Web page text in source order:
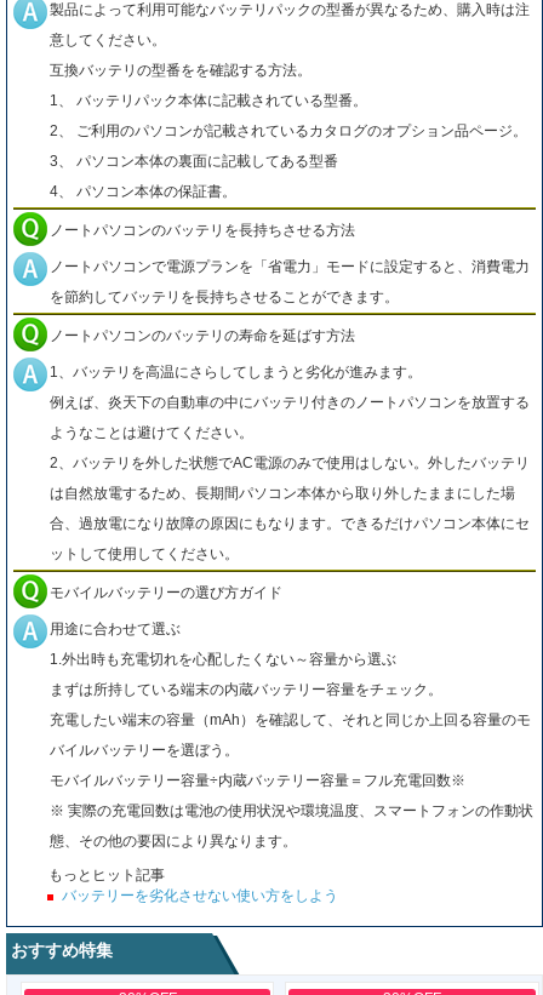
製品によって利用可能なバッテリパックの型番が異なるため、購入時は注
意してください。
互換バッテリの型番をを確認する方法。
1、 バッテリパック本体に記載されている型番。
2、 ご利用のパソコンが記載されているカタログのオプション品ページ。
3、 パソコン本体の裏面に記載してある型番
4、 パソコン本体の保証書。
ノートパソコンのバッテリを長持ちさせる方法
ノートパソコンで電源プランを「省電力」モードに設定すると、消費電力
を節約してバッテリを長持ちさせることができます。
ノートパソコンのバッテリの寿命を延ばす方法
1、バッテリを高温にさらしてしまうと劣化が進みます。
例えば、炎天下の自動車の中にバッテリ付きのノートパソコンを放置する
ようなことは避けてください。
2、バッテリを外した状態でAC電源のみで使用はしない。外したバッテリ
は自然放電するため、長期間パソコン本体から取り外したままにした場
合、過放電になり故障の原因にもなります。できるだけパソコン本体にセ
ットして使用してください。
モバイルバッテリーの選び方ガイド
用途に合わせて選ぶ
1.外出時も充電切れを心配したくない～容量から選ぶ
まずは所持している端末の内蔵バッテリー容量をチェック。
充電したい端末の容量（mAh）を確認して、それと同じか上回る容量のモ
バイルバッテリーを選ぼう。
モバイルバッテリー容量÷内蔵バッテリー容量＝フル充電回数※
※ 実際の充電回数は電池の使用状況や環境温度、スマートフォンの作動状
態、その他の要因により異なります。
もっとヒット記事
バッテリーを劣化させない使い方をしよう
おすすめ特集